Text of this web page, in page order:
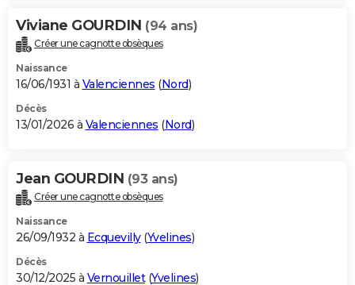
Viviane GOURDIN (94 ans)
Créer une cagnotte obsèques
Naissance
16/06/1931 à Valenciennes (Nord)
Décès
13/01/2026 à Valenciennes (Nord)
Jean GOURDIN (93 ans)
Créer une cagnotte obsèques
Naissance
26/09/1932 à Ecquevilly(Yvelines)
Décès
30/12/2025 à Vernouillet(Yvelines)